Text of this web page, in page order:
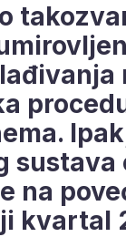
sustava
na
kvartal